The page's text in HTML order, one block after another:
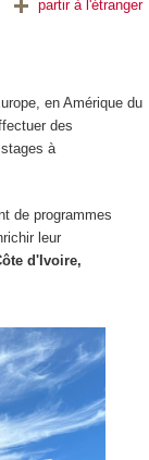
partir à l'étranger
en Amérique du
des
à
de programmes
leur
d'Ivoire,